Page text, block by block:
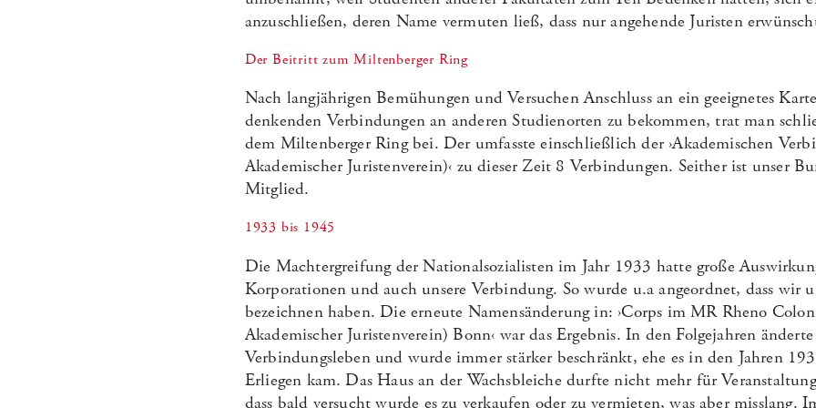
anzuschließen, deren Name vermuten ließ, dass nur angehende Juristen
Der Beitritt zum Miltenberger Ring
Nach langjährigen Bemühungen und Versuchen Anschluss an ein geeignetes
denkenden Verbindungen an anderen Studienorten zu bekommen, trat man
dem Miltenberger Ring bei. Der umfasste einschließlich der ›Akademischen
Akademischer Juristenverein)‹ zu dieser Zeit 8 Verbindungen. Seither ist unser
Mitglied.
1933 bis 1945
Die Machtergreifung der Nationalsozialisten im Jahr 1933 hatte große
Korporationen und auch unsere Verbindung. So wurde u.a angeordnet, dass wir
bezeichnen haben. Die erneute Namensänderung in: ›Corps im MR Rheno
Akademischer Juristenverein) Bonn‹ war das Ergebnis. In den Folgejahren
Verbindungsleben und wurde immer stärker beschränkt, ehe es in den Jahren
Erliegen kam. Das Haus an der Wachsbleiche durfte nicht mehr für
dass bald versucht wurde es zu verkaufen oder zu vermieten, was aber misslang.